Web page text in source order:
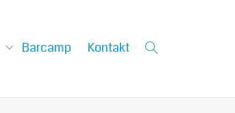
Barcamp Kontakt